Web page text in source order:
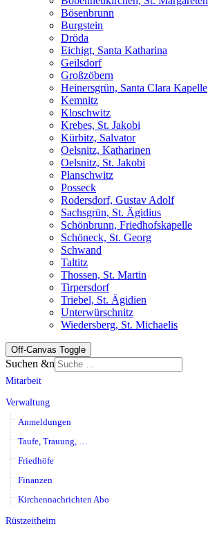
Bösenbrunn
Burgstein
Dröda
Eichigt, Santa Katharina
Geilsdorf
Großzöbern
Heinersgrün, Santa Clara Kapelle
Kemnitz
Kloschwitz
Krebes, St. Jakobi
Kürbitz, Salvator
Oelsnitz, Katharinen
Oelsnitz, St. Jakobi
Planschwitz
Posseck
Rodersdorf, Gustav Adolf
Sachsgrün, St. Ägidius
Schönbrunn, Friedhofskapelle
Schöneck, St. Georg
Schwand
Taltitz
Thossen, St. Martin
Tirpersdorf
Triebel, St. Ägidien
Unterwürschnitz
Wiedersberg, St. Michaelis
Off-Canvas Toggle
Suchen &n
Mitarbeit
Verwaltung
Anmeldungen
Taufe, Trauung, …
Friedhöfe
Finanzen
Kirchennachrichten Abo
Rüstzeitheim